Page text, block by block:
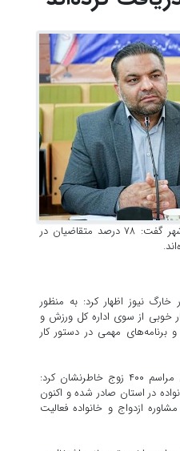
مدیرکل ورزش و جوانان استان بوشهر گفت: ۷۸ درصد متقاضیان در
نیوز اظهار کرد: به منظور
خوبی از سوی اداره کل ورزش و
برنامه‌های مهمی در دستور کار
وی با اشاره به مشارکت در برگزاری مراسم ۴۰۰ زوج خاطرنشان کرد:
در استان صادر شده و اکنون
ازدواج و خانواده فعالیت